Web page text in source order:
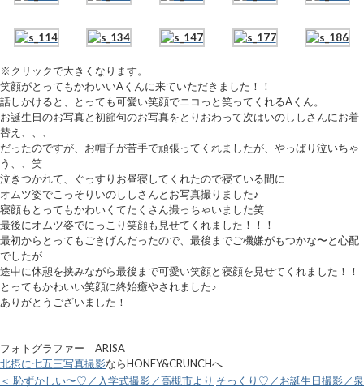
※クリックで大きくなります。
笑顔がとってもかわいいAくんに来ていただきました！！
話しかけると、とっても可愛い笑顔でニコっと笑ってくれるAくん。
お誕生日のお写真と初節句のお写真をとりおわって次はいのししさんにお着
替え、、、
だったのですが、お帽子が苦手で頑張ってくれましたが、やっぱり泣いちゃ
う、、笑
泣きつかれて、ぐっすりお昼寝してくれたので寝ている間に
オムツ姿でこっそりいのししさんとお写真撮りました♪
寝顔もとってもかわいくてたくさん撮っちゃいました笑
最後にオムツ姿でにっこり笑顔も見せてくれました！！！
最初からとってもごきげんだったので、最後までご機嫌がもつかな〜と心配
でしたが
途中に休憩を挟みながら最後まで可愛い笑顔と寝顔を見せてくれました！！
とってもかわいい笑顔に終始癒やされました♪
ありがとうございました！
フォトグラファー ARISA
北摂に七五三写真撮影ならHONEY&CRUNCHへ
＜ 恥ずかしい〜♡／入学式撮影／高槻市より そっくり♡／お誕生日撮影／泉